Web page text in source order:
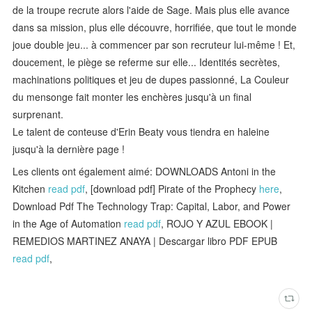
de la troupe recrute alors l'aide de Sage. Mais plus elle avance
dans sa mission, plus elle découvre, horrifiée, que tout le monde
joue double jeu... à commencer par son recruteur lui-même ! Et,
doucement, le piège se referme sur elle... Identités secrètes,
machinations politiques et jeu de dupes passionné, La Couleur
du mensonge fait monter les enchères jusqu'à un final
surprenant.
Le talent de conteuse d'Erin Beaty vous tiendra en haleine
jusqu'à la dernière page !
Les clients ont également aimé: DOWNLOADS Antoni in the
Kitchen read pdf, [download pdf] Pirate of the Prophecy here,
Download Pdf The Technology Trap: Capital, Labor, and Power
in the Age of Automation read pdf, ROJO Y AZUL EBOOK |
REMEDIOS MARTINEZ ANAYA | Descargar libro PDF EPUB
read pdf,